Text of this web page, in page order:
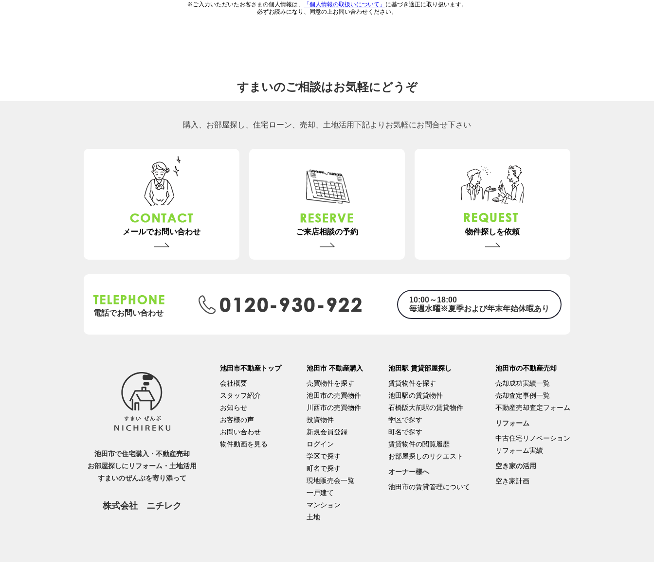
※ご入力いただいたお客さまの個人情報は、 「個人情報の取扱いについて」 に基づき適正に取り扱います。
必ずお読みになり、同意の上お問い合わせください。
すまいのご相談はお気軽にどうぞ
購入、お部屋探し、住宅ローン、売却、土地活用下記よりお気軽にお問合せ下さい
メールでお問い合わせ ご来店相談の予約 物件探しを依頼
電話でお問い合わせ
10:00～18:00
毎週水曜※夏季および年末年始休暇あり
池田市で住宅購入・不動産売却
お部屋探しにリフォーム・土地活用
すまいのぜんぶを寄り添って
株式会社 ニチレク
池田市不動産トップ
会社概要
スタッフ紹介
お知らせ
お客様の声
お問い合わせ
物件動画を見る
池田市 不動産購入
売買物件を探す
池田市の売買物件
川西市の売買物件
投資物件
新規会員登録
ログイン
学区で探す
町名で探す
現地販売会一覧
一戸建て
マンション
土地
池田駅 賃貸部屋探し
賃貸物件を探す
池田駅の賃貸物件
石橋阪大前駅の賃貸物件
学区で探す
町名で探す
賃貸物件の閲覧履歴
お部屋探しのリクエスト
オーナー様へ
池田市の賃貸管理について
池田市の不動産売却
売却成功実績一覧
売却査定事例一覧
不動産売却査定フォーム
リフォーム
中古住宅リノベーション
リフォーム実績
空き家の活用
空き家計画